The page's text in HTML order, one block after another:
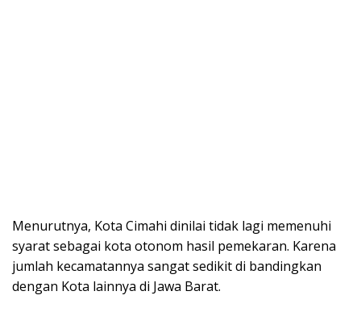
Menurutnya, Kota Cimahi dinilai tidak lagi memenuhi
syarat sebagai kota otonom hasil pemekaran. Karena
jumlah kecamatannya sangat sedikit di bandingkan
dengan Kota lainnya di Jawa Barat.